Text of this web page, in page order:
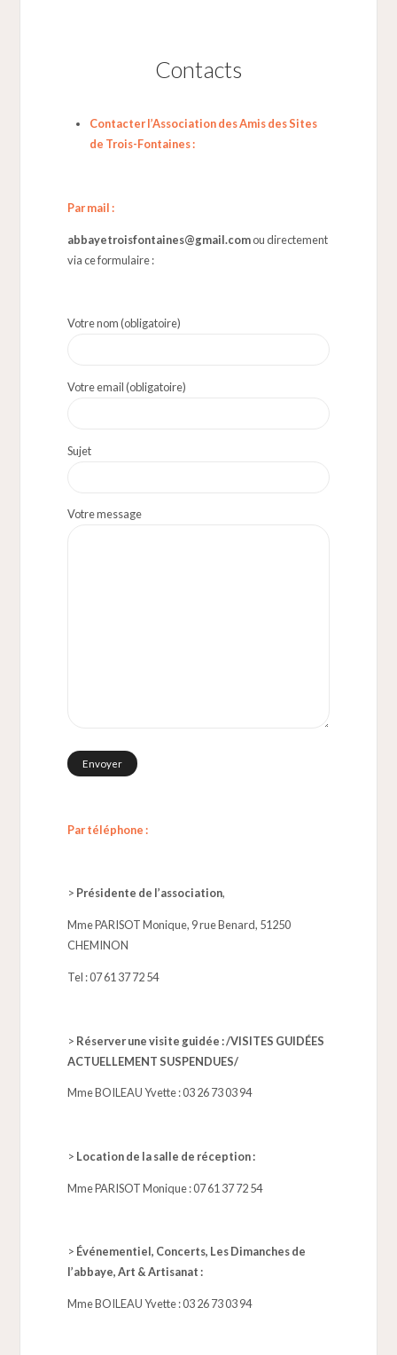
Contacts
Contacter l’Association des Amis des Sites
de Trois-Fontaines :
Par mail :
abbayetroisfontaines@gmail.comou directement
via ce formulaire :
Votre nom (obligatoire)
Votre email (obligatoire)
Sujet
Votre message
Par téléphone :
> Présidente de l’association,
Mme PARISOT Monique, 9 rue Benard, 51250
CHEMINON
Tel :07 61 37 72 54
> Réserver une visite guidée : /VISITES GUIDÉES
ACTUELLEMENT SUSPENDUES/
Mme BOILEAU Yvette : 03 26 73 03 94
> Location de la salle de réception :
Mme PARISOT Monique :07 61 37 72 54
> Événementiel, Concerts, Les Dimanches de
l’abbaye, Art & Artisanat :
Mme BOILEAU Yvette : 03 26 73 03 94